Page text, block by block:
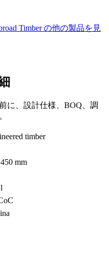
Timber の他の製品を見
に、設計仕様、BOQ、調
timber
mm